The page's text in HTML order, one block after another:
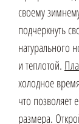
своему
подчеркнуть
натурального
и теплотой.
холодное
что позволяет
размера.